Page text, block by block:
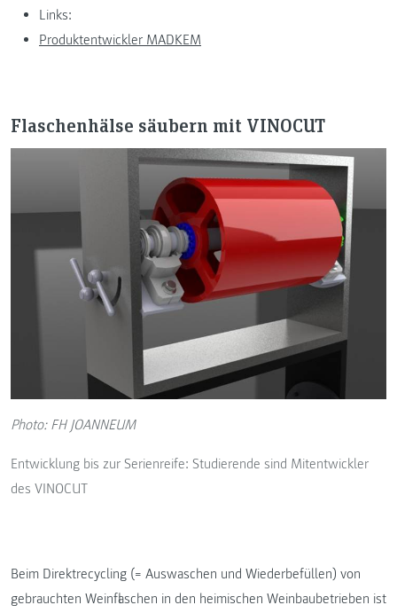
Links:
Produktentwickler MADKEM
Flaschenhälse säubern mit VINOCUT
Photo: FH JOANNEUM
Entwicklung bis zur Serienreife: Studierende sind Mitentwickler
des VINOCUT
Beim Direktrecycling (= Auswaschen und Wiederbefüllen) von
gebrauchten Weinflaschen in den heimischen Weinbaubetrieben ist